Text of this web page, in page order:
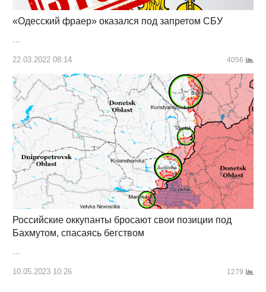
«Одесский фраер» оказался под запретом СБУ
…
22.03.2022 08:14 4056
Российские оккупанты бросают свои позиции под
Бахмутом, спасаясь бегством
…
10.05.2023 10:26 1279